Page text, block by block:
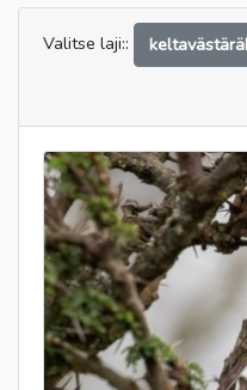
Valitse laji::